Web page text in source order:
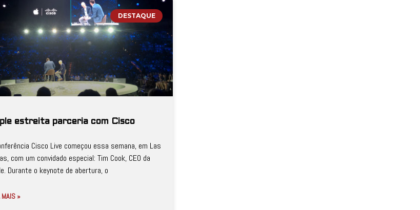
DESTAQUE
estreita parceria com Cisco
Cisco Live começou essa semana, em Las
com um convidado especial: Tim Cook, CEO da
Durante o keynote de abertura, o
MAIS »